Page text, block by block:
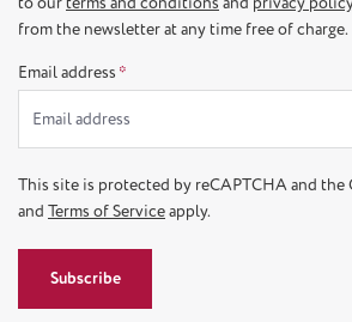
from the newsletter at any time free of charge.
Email address *
This site is protected by reCAPTCHA and the
and Terms of Serviceapply.
Subscribe